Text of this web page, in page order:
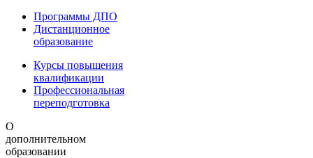
Программы ДПО
Дистанционное
образование
Курсы повышения
квалификации
Профессиональная
переподготовка
О
дополнительном
образовании